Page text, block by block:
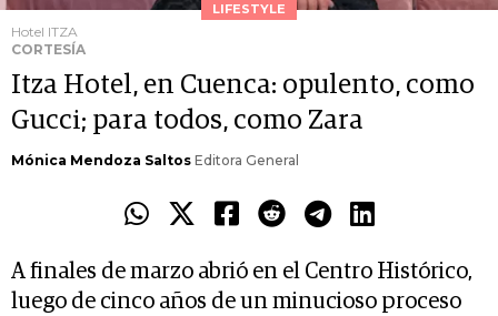
LIFESTYLE
Hotel ITZA
CORTESÍA
Itza Hotel, en Cuenca: opulento, como
Gucci; para todos, como Zara
Mónica Mendoza Saltos Editora General
A finales de marzo abrió en el Centro Histórico,
luego de cinco años de un minucioso proceso